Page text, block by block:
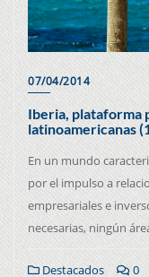
07/04/2014
Iberia, plataforma
latinoamericanas
En un mundo
por el impulso a
empresariales e
necesarias, ningún
Destacados 0